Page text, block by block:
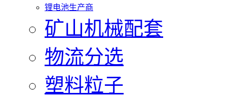
锂电池生产商
矿山机械配套
物流分选
塑料粒子